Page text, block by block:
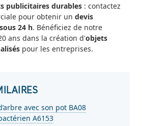
publicitaires durables : contactez
pour obtenir un devis
24 h. Bénéficiez de notre
ans dans la création d'objets
pour les entreprises.
avec son pot BA08
A6153